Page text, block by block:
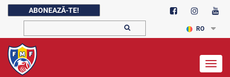
ABONEAZĂ-TE!
RO